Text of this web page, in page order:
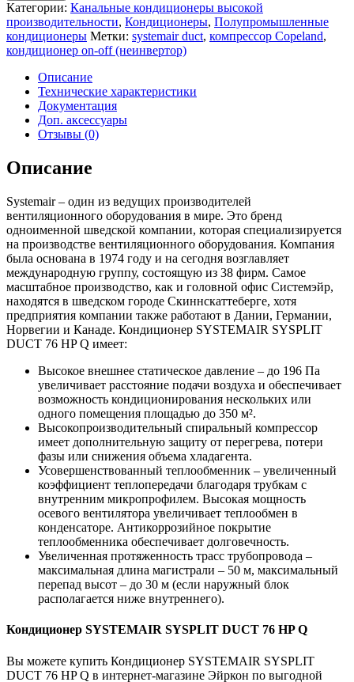
Категории: Канальные кондиционеры высокой
производительности, Кондиционеры, Полупромышленные
кондиционеры Метки: systemair duct, компрессор Copeland,
кондиционер on-off (неинвертор)
Описание
Технические характеристики
Документация
Доп. аксессуары
Отзывы (0)
Описание
Systemair – один из ведущих производителей
вентиляционного оборудования в мире. Это бренд
одноименной шведской компании, которая специализируется
на производстве вентиляционного оборудования. Компания
была основана в 1974 году и на сегодня возглавляет
международную группу, состоящую из 38 фирм. Самое
масштабное производство, как и головной офис Системэйр,
находятся в шведском городе Скиннскаттеберге, хотя
предприятия компании также работают в Дании, Германии,
Норвегии и Канаде. Кондиционер SYSTEMAIR SYSPLIT
DUCT 76 HP Q имеет:
Высокое внешнее статическое давление – до 196 Па
увеличивает расстояние подачи воздуха и обеспечивает
возможность кондиционирования нескольких или
одного помещения площадью до 350 м².
Высокопроизводительный спиральный компрессор
имеет дополнительную защиту от перегрева, потери
фазы или снижения объема хладагента.
Усовершенствованный теплообменник – увеличенный
коэффициент теплопередачи благодаря трубкам с
внутренним микропрофилем. Высокая мощность
осевого вентилятора увеличивает теплообмен в
конденсаторе. Антикоррозийное покрытие
теплообменника обеспечивает долговечность.
Увеличенная протяженность трасc трубопровода –
максимальная длина магистрали – 50 м, максимальный
перепад высот – до 30 м (если наружный блок
располагается ниже внутреннего).
Кондиционер SYSTEMAIR SYSPLIT DUCT 76 HP Q
Вы можете купить Кондиционер SYSTEMAIR SYSPLIT
DUCT 76 HP Q в интернет-магазине Эйркон по выгодной